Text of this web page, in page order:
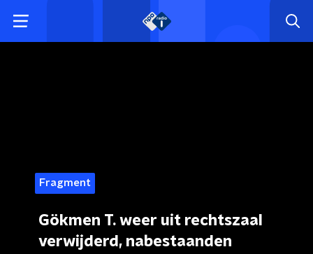
Fragment
Gökmen T. weer uit rechtszaal
verwijderd, nabestaanden